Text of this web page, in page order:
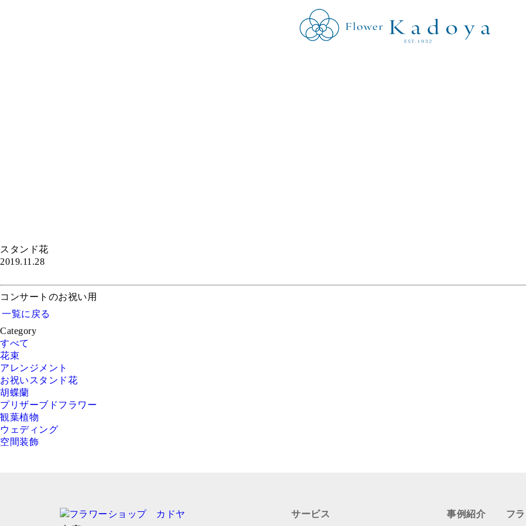
スタンド花
2019.11.28
コンサートのお祝い用
一覧に戻る
Category
すべて
花束
アレンジメント
お祝いスタンド花
胡蝶蘭
プリザーブドフラワー
観葉植物
ウェディング
空間装飾
サービス 事例紹介 フ